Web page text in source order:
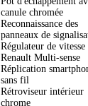
canule chromée
Reconnaissance des
panneaux de
Régulateur de vitesse
Renault Multi-sense
Réplication
sans fil
Rétroviseur intérieur
chrome